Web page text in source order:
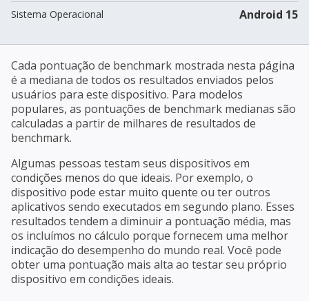
Sistema Operacional Android 15
Cada pontuação de benchmark mostrada nesta página
é a mediana de todos os resultados enviados pelos
usuários para este dispositivo. Para modelos
populares, as pontuações de benchmark medianas são
calculadas a partir de milhares de resultados de
benchmark.
Algumas pessoas testam seus dispositivos em
condições menos do que ideais. Por exemplo, o
dispositivo pode estar muito quente ou ter outros
aplicativos sendo executados em segundo plano. Esses
resultados tendem a diminuir a pontuação média, mas
os incluímos no cálculo porque fornecem uma melhor
indicação do desempenho do mundo real. Você pode
obter uma pontuação mais alta ao testar seu próprio
dispositivo em condições ideais.